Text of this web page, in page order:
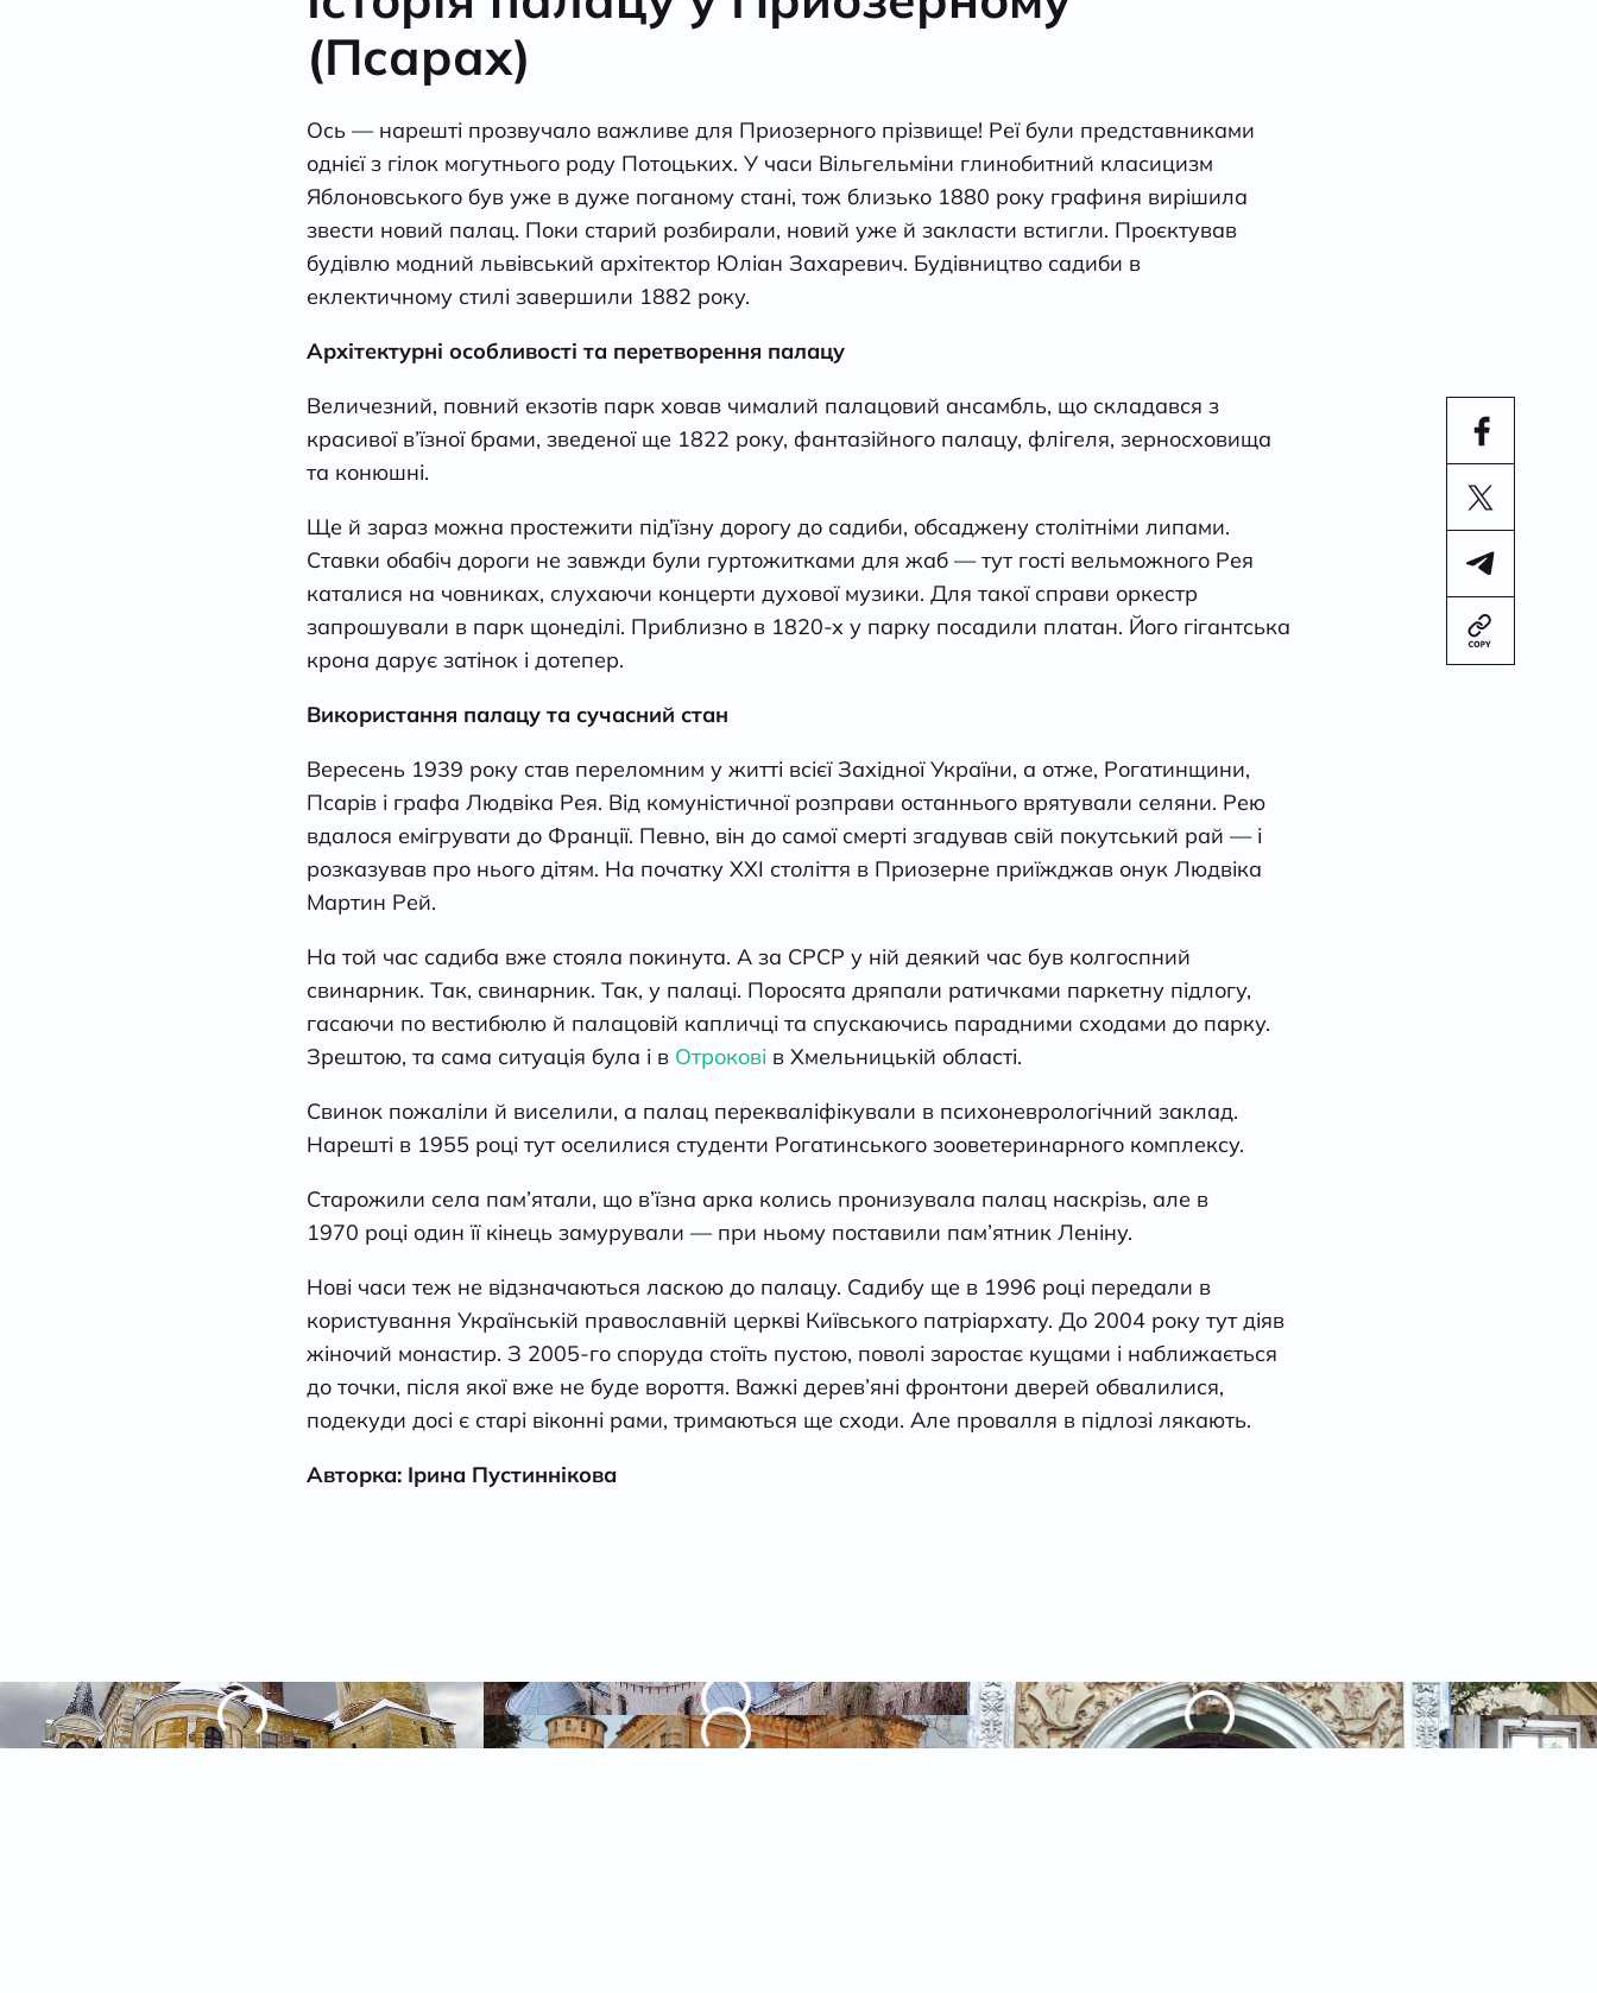
(Псарах)
Ось — нарешті прозвучало важливе для Приозерного прізвище! Реї були представниками
однієї з гілок могутнього роду Потоцьких. У часи Вільгельміни глинобитний класицизм
Яблоновського був уже в дуже поганому стані, тож близько 1880 року графиня вирішила
звести новий палац. Поки старий розбирали, новий уже й закласти встигли. Проєктував
будівлю модний львівський архітектор Юліан Захаревич. Будівництво садиби в
еклектичному стилі завершили 1882 року.
Архітектурні особливості та перетворення палацу
Величезний, повний екзотів парк ховав чималий палацовий ансамбль, що складався з
красивої в’їзної брами, зведеної ще 1822 року, фантазійного палацу, флігеля, зерносховища
та конюшні.
Ще й зараз можна простежити під’їзну дорогу до садиби, обсаджену столітніми липами.
Ставки обабіч дороги не завжди були гуртожитками для жаб — тут гості вельможного Рея
каталися на човниках, слухаючи концерти духової музики. Для такої справи оркестр
запрошували в парк щонеділі. Приблизно в 1820-х у парку посадили платан. Його гігантська
крона дарує затінок і дотепер.
Використання палацу та сучасний стан
Вересень 1939 року став переломним у житті всієї Західної України, а отже, Рогатинщини,
Псарів і графа Людвіка Рея. Від комуністичної розправи останнього врятували селяни. Рею
вдалося емігрувати до Франції. Певно, він до самої смерті згадував свій покутський рай — і
розказував про нього дітям. На початку ХХІ століття в Приозерне приїжджав онук Людвіка
Мартин Рей.
На той час садиба вже стояла покинута. А за СРСР у ній деякий час був колгоспний
свинарник. Так, свинарник. Так, у палаці. Поросята дряпали ратичками паркетну підлогу,
гасаючи по вестибюлю й палацовій капличці та спускаючись парадними сходами до парку.
Зрештою, та сама ситуація була і в Отрокові в Хмельницькій області.
Свинок пожаліли й виселили, а палац перекваліфікували в психоневрологічний заклад.
Нарешті в 1955 році тут оселилися студенти Рогатинського зооветеринарного комплексу.
Старожили села пам’ятали, що в’їзна арка колись пронизувала палац наскрізь, але в
1970 році один її кінець замурували — при ньому поставили пам’ятник Леніну.
Нові часи теж не відзначаються ласкою до палацу. Садибу ще в 1996 році передали в
користування Українській православній церкві Київського патріархату. До 2004 року тут діяв
жіночий монастир. З 2005-го споруда стоїть пустою, поволі заростає кущами і наближається
до точки, після якої вже не буде вороття. Важкі дерев’яні фронтони дверей обвалилися,
подекуди досі є старі віконні рами, тримаються ще сходи. Але провалля в підлозі лякають.
Авторка: Ірина Пустиннікова